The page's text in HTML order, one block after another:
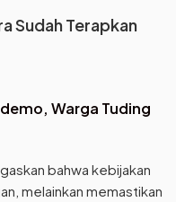
Sudah Terapkan
Warga Tuding
bahwa kebijakan
melainkan memastikan